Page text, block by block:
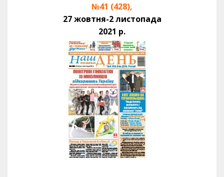
№41 (428),
27 жовтня-2 листопада
2021 р.